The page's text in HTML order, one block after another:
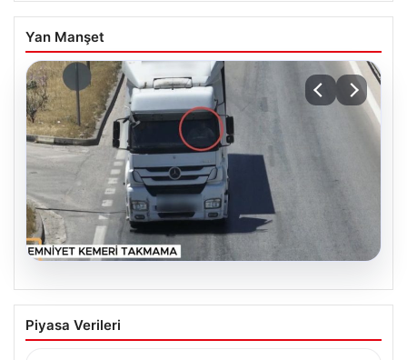
Yan Manşet
06.08.2026
Otoyolda drone destekli denetimlerde
bin 123 araca ceza kesildi
Piyasa Verileri